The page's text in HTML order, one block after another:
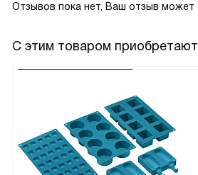
Отзывов пока нет, Ваш отзыв может
С этим товаром приобретают